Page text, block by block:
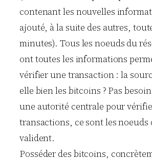
contenant les nouvelles
ajouté, à la suite des autres,
minutes). Tous les noeuds du
ont toutes les informations
vérifier une transaction : la
elle bien les bitcoins ? Pas
une autorité centrale pour
transactions, ce sont les noeuds
valident.
Posséder des bitcoins,